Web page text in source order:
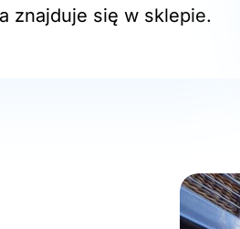
znajduje się w sklepie.